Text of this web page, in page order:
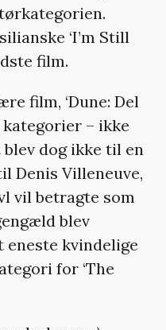
‘I’m Still
film.
film, ‘Dune: Del
kategorier – ikke
dog ikke til en
Denis Villeneuve,
vil betragte som
blev
eneste kvindelige
for ‘The